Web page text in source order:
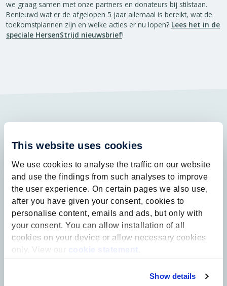
This website uses cookies
We use cookies to analyse the traffic on our website
and use the findings from such analyses to improve
the user experience. On certain pages we also use,
after you have given your consent, cookies to
personalise content, emails and ads, but only with
your consent. You can allow installation of all
cookies on your device or allow necessary cookies
only. View our
cookie statement
Show details
we graag samen met onze partners en donateurs bij stilstaan.
Benieuwd wat er de afgelopen 5 jaar allemaal is bereikt, wat de
toekomstplannen zijn en welke acties er nu lopen? Lees het in de
speciale HersenStrijd nieuwsbrief!
Contact
info@ufl.nl
Minderbroedersberg 4-6
6211 LK Maastricht
Sign up to our newsletter
Email